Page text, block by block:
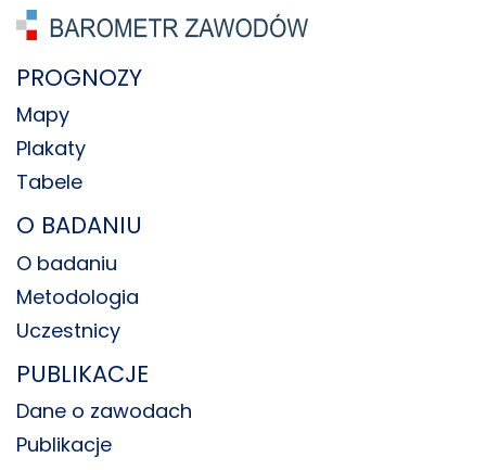
PROGNOZY
Mapy
Plakaty
Tabele
O BADANIU
O badaniu
Metodologia
Uczestnicy
PUBLIKACJE
Dane o zawodach
Publikacje